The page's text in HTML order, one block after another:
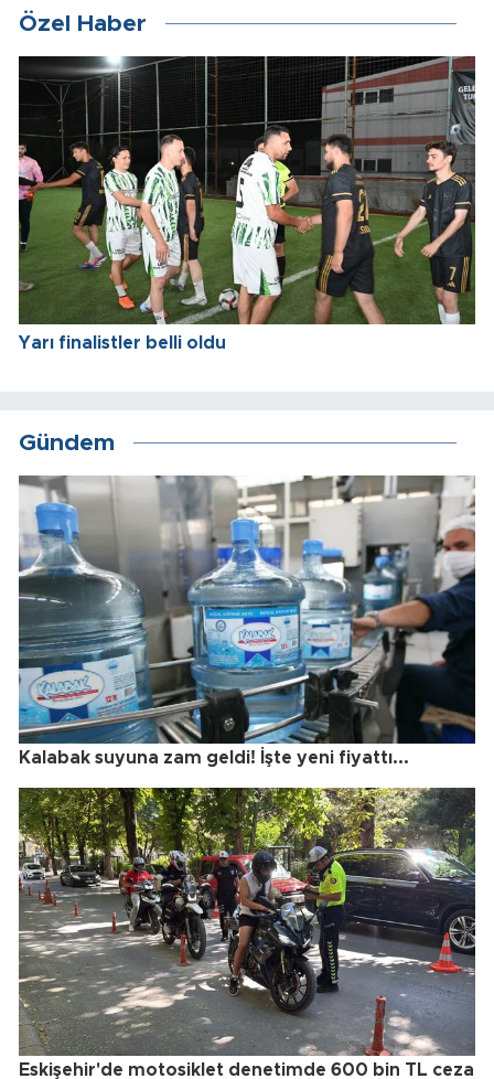
Özel Haber
Yarı finalistler belli oldu
Gündem
Kalabak suyuna zam geldi! İşte yeni fiyattı...
Eskişehir'de motosiklet denetimde 600 bin TL ceza